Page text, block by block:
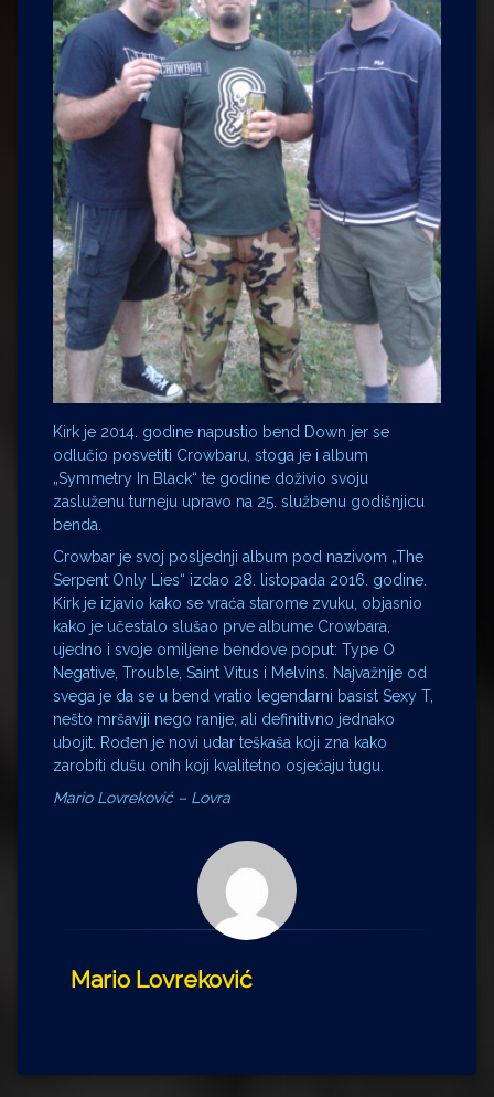
Kirk je 2014. godine napustio bend Down jer se
odlučio posvetiti Crowbaru, stoga je i album
„Symmetry In Black“ te godine doživio svoju
zasluženu turneju upravo na 25. službenu godišnjicu
benda.
Crowbar je svoj posljednji album pod nazivom „The
Serpent Only Lies“ izdao 28. listopada 2016. godine.
Kirk je izjavio kako se vraća starome zvuku, objasnio
kako je učestalo slušao prve albume Crowbara,
ujedno i svoje omiljene bendove poput: Type O
Negative, Trouble, Saint Vitus i Melvins. Najvažnije od
svega je da se u bend vratio legendarni basist Sexy T,
nešto mršaviji nego ranije, ali definitivno jednako
ubojit. Rođen je novi udar teškaša koji zna kako
zarobiti dušu onih koji kvalitetno osjećaju tugu.
Mario Lovreković – Lovra
Mario Lovreković